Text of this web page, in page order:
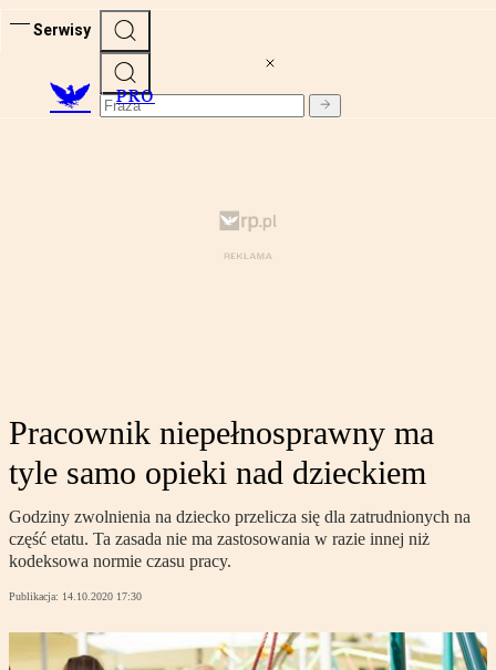
Serwisy
PRO
Pracownik niepełnosprawny ma
tyle samo opieki nad dzieckiem
Godziny zwolnienia na dziecko przelicza się dla zatrudnionych na
część etatu. Ta zasada nie ma zastosowania w razie innej niż
kodeksowa normie czasu pracy.
Publikacja: 14.10.2020 17:30